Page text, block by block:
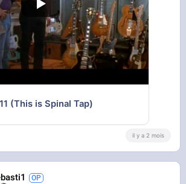
(This is Spinal Tap)
il y a 2 mois